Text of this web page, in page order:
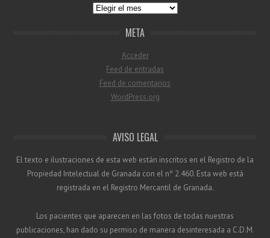
Archivo
META
Acceder
Feed de entradas
Feed de comentarios
WordPress.org
AVISO LEGAL
El texto e ilustraciones de esta web están inscritos en el Registro de la
Propiedad Intelectual de Granada con el nº 2.460. Esta web está
registrada en el Registro Mercantil de Granada.
Los pacientes que aparecen en las fotos de todas nuestras
publicaciones, han dado su permiso de manera desinteresada a C.D.M.